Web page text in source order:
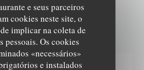
e seus parceiros
cookies neste site, o
implicar na coleta de
pessoais. Os cookies
«necessários»
e instalados
Deseja contactar-nos ?
o formulário abaixo!